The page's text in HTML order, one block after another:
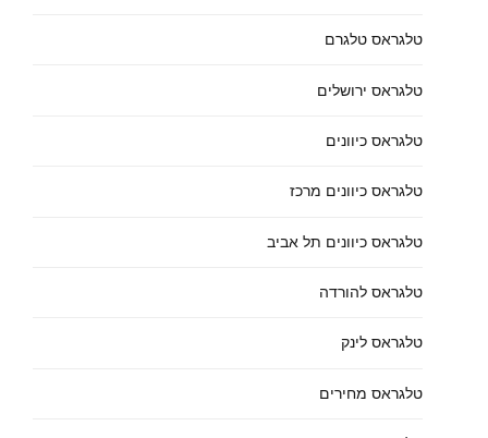
טלגראס טלגרם
טלגראס ירושלים
טלגראס כיוונים
טלגראס כיוונים מרכז
טלגראס כיוונים תל אביב
טלגראס להורדה
טלגראס לינק
טלגראס מחירים